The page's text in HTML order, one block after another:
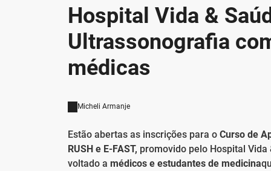
Hospital Vida &
Ultrassonografia
médicas
Micheli Armanje
Estão abertas as inscrições para o Curso de
RUSH e E-FAST, promovido pelo Hospital
voltado a médicos e estudantes de medicina